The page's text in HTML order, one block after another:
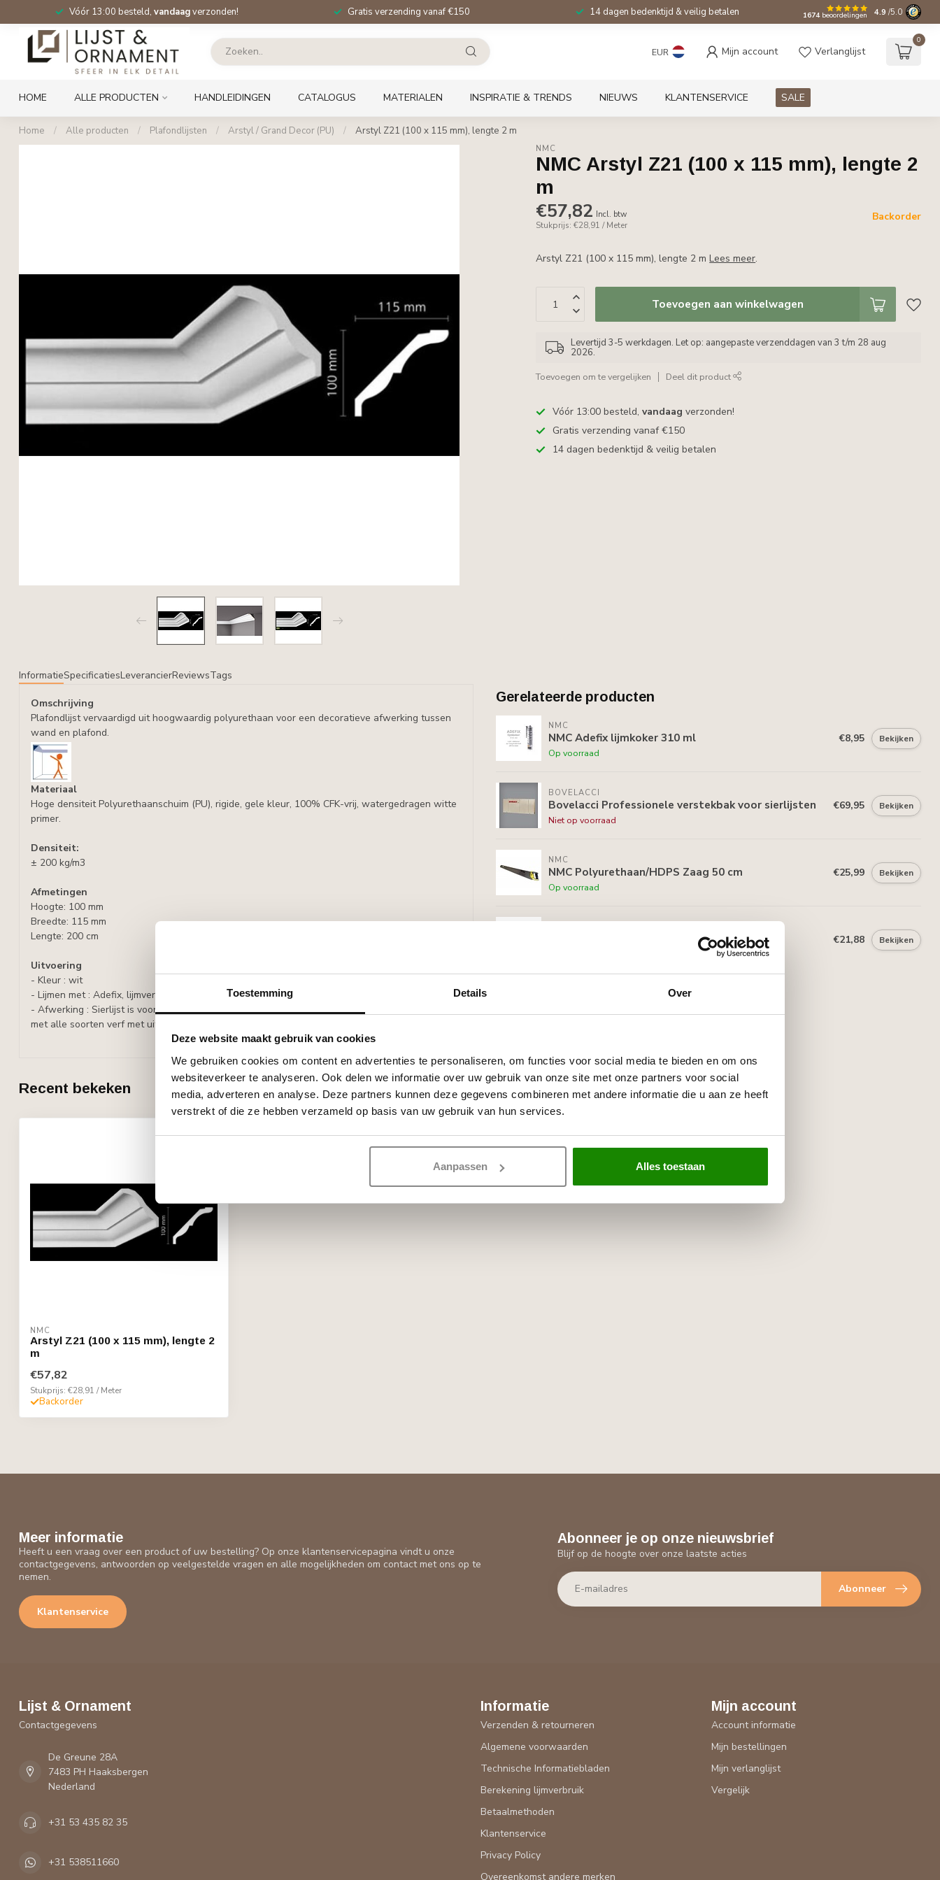
Toestemming Details Over
Deze website maakt gebruik van cookies
We gebruiken cookies om content en advertenties te personaliseren, om functies voor social media te bieden en om ons
websiteverkeer te analyseren. Ook delen we informatie over uw gebruik van onze site met onze partners voor social
media, adverteren en analyse. Deze partners kunnen deze gegevens combineren met andere informatie die u aan ze heeft
verstrekt of die ze hebben verzameld op basis van uw gebruik van hun services.
Aanpassen Alles toestaan
Vóór 13:00 besteld, vandaagverzonden! Gratis verzending vanaf €150 14 dagen bedenktijd & veilig betalen 1674beoordelingen 4.9 /5.0
EUR Mijn account Verlanglijst
0
HOME ALLE PRODUCTEN HANDLEIDINGEN CATALOGUS MATERIALEN INSPIRATIE & TRENDS NIEUWS KLANTENSERVICE SALE
Home / Alle producten / Plafondlijsten / Arstyl / Grand Decor (PU) / Arstyl Z21 (100 x 115 mm), lengte 2 m
NMC
NMC Arstyl Z21 (100 x 115 mm), lengte 2
m
€57,82 Incl. btw
Stukprijs: €28,91 / Meter
Backorder
Arstyl Z21 (100 x 115 mm), lengte 2 mLees meer.
Toevoegen aan winkelwagen
Levertijd 3-5 werkdagen. Let op: aangepaste verzenddagen van 3 t/m 28 aug
2026.
Toevoegen om te vergelijken Deel dit product
Vóór 13:00 besteld,vandaag verzonden!
Gratis verzending vanaf €150
14 dagen bedenktijd & veilig betalen
InformatieSpecificatiesLeverancierReviewsTags
Omschrijving
Plafondlijst vervaardigd uit hoogwaardig polyurethaan voor een decoratieve afwerking tussen
wand en plafond.
Materiaal
Hoge densiteit Polyurethaanschuim (PU), rigide, gele kleur, 100% CFK-vrij, watergedragen witte
primer.
Densiteit:
± 200 kg/m3
Afmetingen
Hoogte: 100 mm
Breedte: 115 mm
Lengte: 200 cm
Uitvoering
- Kleur : wit
- Lijmen met : Adefix, lijmverbruik: 90-110 ml/m. Adefix-PLUS, lijmverbruik ca. 35 stootvoegen.
- Afwerking : Sierlijst is voorbehandeld met een watergedragen witte primer, overschilderbaar
met alle soorten verf met uitzondering van silicaathoudende verven.
Gerelateerde producten
NMC
NMC Adefix lijmkoker 310 ml
Op voorraad
€8,95 Bekijken
BOVELACCI
Bovelacci Professionele verstekbak voor sierlijsten
Niet op voorraad
€69,95 Bekijken
NMC
NMC Polyurethaan/HDPS Zaag 50 cm
Op voorraad
€25,99 Bekijken
NMC Adefix PLUS lijmkoker 290 ml €21,88 Bekijken
Recent bekeken
NMC
Arstyl Z21 (100 x 115 mm), lengte 2
m
€57,82
Stukprijs: €28,91 / Meter
Backorder
Meer informatie
Heeft u een vraag over een product of uw bestelling? Op onze klantenservicepagina vindt u onze
contactgegevens, antwoorden op veelgestelde vragen en alle mogelijkheden om contact met ons op te
nemen.
Klantenservice
Abonneer je op onze nieuwsbrief
Blijf op de hoogte over onze laatste acties
Abonneer
Lijst & Ornament
Contactgegevens
De Greune 28A
7483 PH Haaksbergen
Nederland
+31 53 435 82 35
+31 538511660
Informatie
Verzenden & retourneren
Algemene voorwaarden
Technische Informatiebladen
Berekening lijmverbruik
Betaalmethoden
Klantenservice
Privacy Policy
Overeenkomst andere merken
Mijn account
Account informatie
Mijn bestellingen
Mijn verlanglijst
Vergelijk